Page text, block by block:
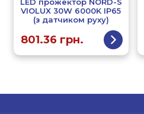
VIOLUX 30W 6000K IP65
(з датчиком руху)
801.36 грн.